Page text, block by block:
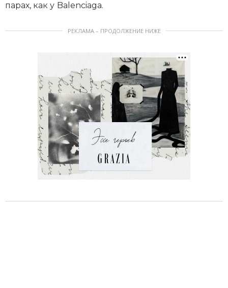
парах, как у Balenciaga.
РЕКЛАМА – ПРОДОЛЖЕНИЕ НИЖЕ